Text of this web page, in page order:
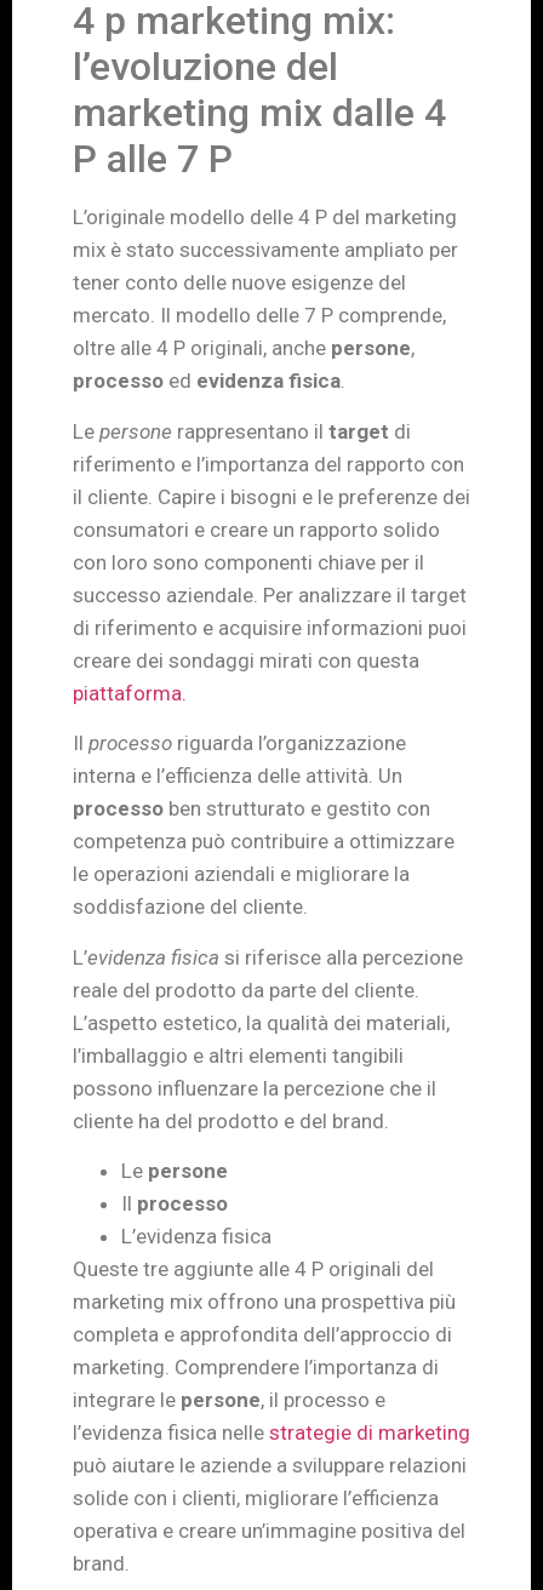
4 p marketing mix:
l’evoluzione del
marketing mix dalle 4
P alle 7 P
L’originale modello delle 4 P del marketing
mix è stato successivamente ampliato per
tener conto delle nuove esigenze del
mercato. Il modello delle 7 P comprende,
oltre alle 4 P originali, anche persone,
processo ed evidenza fisica.
Le persone rappresentano il target di
riferimento e l’importanza del rapporto con
il cliente. Capire i bisogni e le preferenze dei
consumatori e creare un rapporto solido
con loro sono componenti chiave per il
successo aziendale. Per analizzare il target
di riferimento e acquisire informazioni puoi
creare dei sondaggi mirati con questa
piattaforma.
Il processo riguarda l’organizzazione
interna e l’efficienza delle attività. Un
processo ben strutturato e gestito con
competenza può contribuire a ottimizzare
le operazioni aziendali e migliorare la
soddisfazione del cliente.
L’evidenza fisica si riferisce alla percezione
reale del prodotto da parte del cliente.
L’aspetto estetico, la qualità dei materiali,
l’imballaggio e altri elementi tangibili
possono influenzare la percezione che il
cliente ha del prodotto e del brand.
Le persone
Il processo
L’evidenza fisica
Queste tre aggiunte alle 4 P originali del
marketing mix offrono una prospettiva più
completa e approfondita dell’approccio di
marketing. Comprendere l’importanza di
integrare le persone, il processo e
l’evidenza fisica nelle strategie di marketing
può aiutare le aziende a sviluppare relazioni
solide con i clienti, migliorare l’efficienza
operativa e creare un’immagine positiva del
brand.